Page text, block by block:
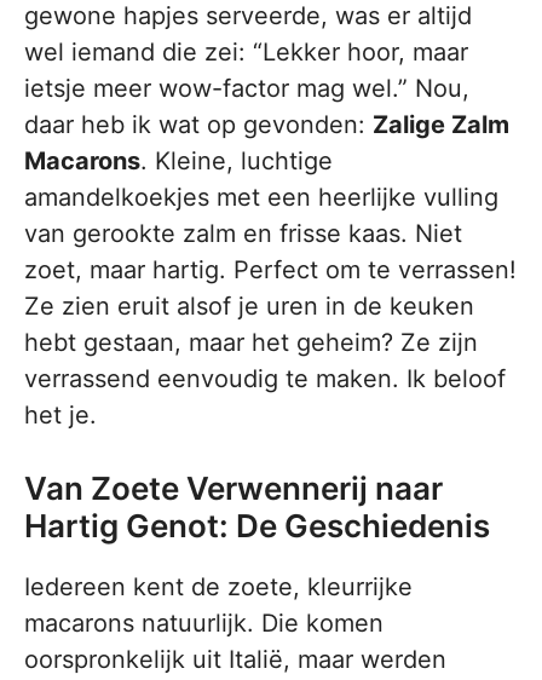
gewone hapjes serveerde, was er altijd
wel iemand die zei: “Lekker hoor, maar
ietsje meer wow-factor mag wel.” Nou,
daar heb ik wat op gevonden: Zalige Zalm
Macarons. Kleine, luchtige
amandelkoekjes met een heerlijke vulling
van gerookte zalm en frisse kaas. Niet
zoet, maar hartig. Perfect om te verrassen!
Ze zien eruit alsof je uren in de keuken
hebt gestaan, maar het geheim? Ze zijn
verrassend eenvoudig te maken. Ik beloof
het je.
Van Zoete Verwennerij naar
Hartig Genot: De Geschiedenis
Iedereen kent de zoete, kleurrijke
macarons natuurlijk. Die komen
oorspronkelijk uit Italië, maar werden